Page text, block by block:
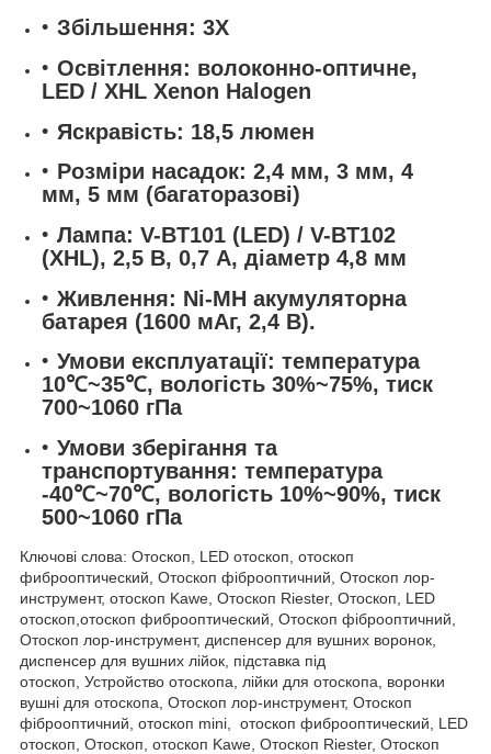
Збільшення: 3X
Освітлення: волоконно-оптичне,
LED / XHL Xenon Halogen
Яскравість: 18,5 люмен
Розміри насадок: 2,4 мм, 3 мм, 4
мм, 5 мм (багаторазові)
Лампа: V-BT101 (LED) / V-BT102
(XHL), 2,5 В, 0,7 А, діаметр 4,8 мм
Живлення: Ni-MH акумуляторна
батарея (1600 мАг, 2,4 В).
Умови експлуатації: температура
10℃~35℃, вологість 30%~75%, тиск
700~1060 гПа
Умови зберігання та
транспортування: температура
-40℃~70℃, вологість 10%~90%, тиск
500~1060 гПа
Ключові слова: Отоскоп LED отоскоп отоскоп
фиброоптический Отоскоп фіброоптичний Отоскоп лор-
инструмент, отоскоп Kawe, Отоскоп Riester, Отоскоп, LED
отоскоп,отоскоп фиброоптический, Отоскоп фіброоптичний,
Отоскоп лор-инструмент, диспенсер для вушних воронок,
диспенсер для вушних лійок, підставка під
отоскоп, Устройство отоскопа, лійки для отоскопа, воронки
вушні для отоскопа, Отоскоп лор-инструмент, Отоскоп
фіброоптичний, отоскоп mini, отоскоп фиброоптический, LED
отоскоп, Отоскоп, отоскоп Kawe, Отоскоп Riester, Отоскоп